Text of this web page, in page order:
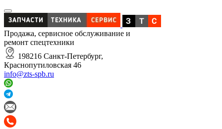
Продажа, сервисное обслуживание и
ремонт спецтехники
198216 Санкт-Петербург,
Краснопутиловская 46
info@zts-spb.ru